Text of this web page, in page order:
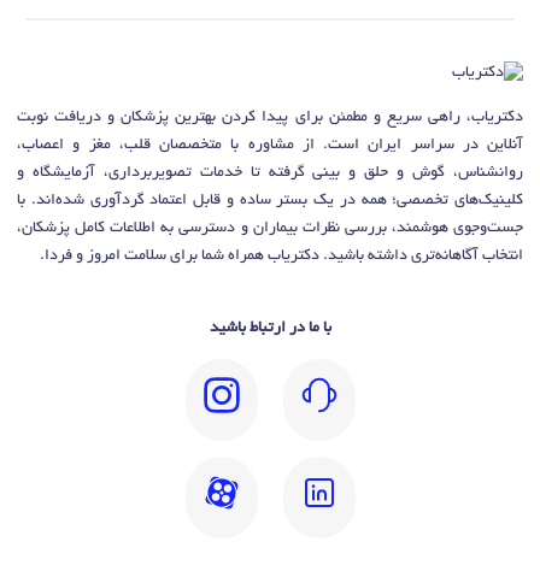
دکتریاب، راهی سریع و مطمئن برای پیدا کردن بهترین پزشکان و دریافت نوبت
آنلاین در سراسر ایران است. از مشاوره با متخصصان قلب، مغز و اعصاب،
روانشناس، گوش و حلق و بینی گرفته تا خدمات تصویربرداری، آزمایشگاه و
کلینیک‌های تخصصی؛ همه در یک بستر ساده و قابل اعتماد گردآوری شده‌اند. با
جست‌وجوی هوشمند، بررسی نظرات بیماران و دسترسی به اطلاعات کامل پزشکان،
انتخاب آگاهانه‌تری داشته باشید. دکتریاب همراه شما برای سلامت امروز و فردا.
با ما در ارتباط باشید